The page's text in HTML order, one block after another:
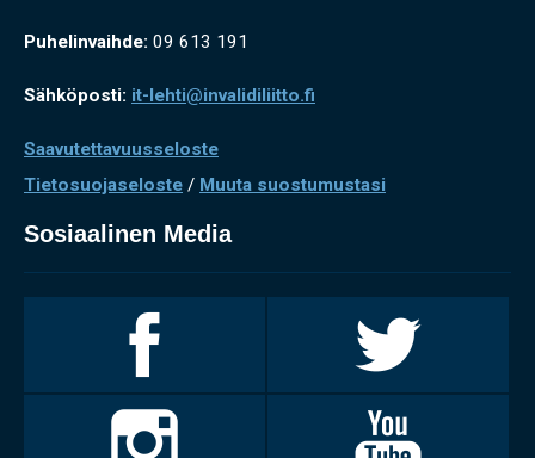
Puhelinvaihde: 09 613 191
Sähköposti: it-lehti@invalidiliitto.fi
Saavutettavuusseloste
Tietosuojaseloste / Muuta suostumustasi
Sosiaalinen Media
Facebookissa
Twitterissä
Invalidiliitto
Instagramissa
Youtubessa